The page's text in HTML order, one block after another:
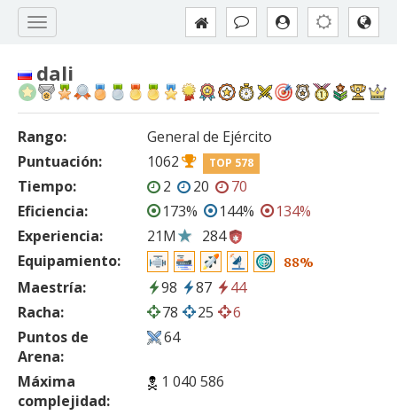
dali
Rango:
General de Ejército
Puntuación:
1062 TOP 578
Tiempo: 2 20
70
Eficiencia:
173% 144%
134%
Experiencia:
21M
284
Equipamiento:
88%
Maestría: 98 87
44
Racha:
78 25
6
Puntos de
Arena:
64
Máxima
complejidad:
1 040 586